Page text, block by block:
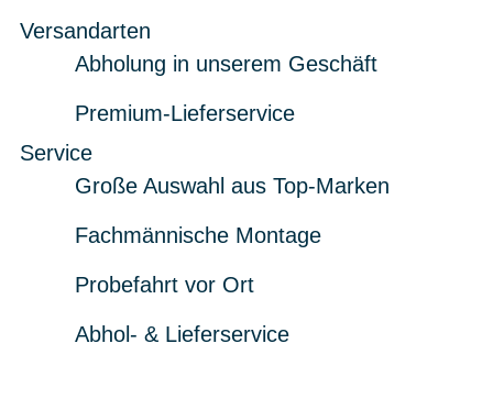
Versandarten
Abholung in unserem Geschäft
Premium-Lieferservice
Service
Große Auswahl aus Top-Marken
Fachmännische Montage
Probefahrt vor Ort
Abhol- & Lieferservice